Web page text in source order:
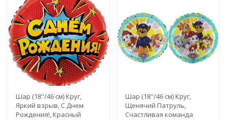
Шар (18''/46 см) Круг,
Яркий взрыв, С Днем
Рождения!, Красный
Шар (18''/46 см) Круг,
Щенячий Патруль,
Счастливая команда